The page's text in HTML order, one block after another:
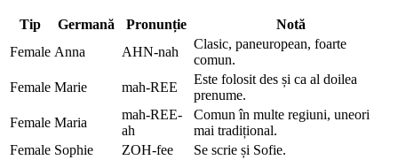
Tip Germană Pronunție
Notă
Female Anna AHN-nah
Clasic, paneuropean, foarte
comun.
Female Marie mah-REE
Este folosit des și ca al doilea
prenume.
Female Maria
mah-REE-
ah
Comun în multe regiuni, uneori
mai tradițional.
Female Sophie ZOH-fee
Se scrie și Sofie.